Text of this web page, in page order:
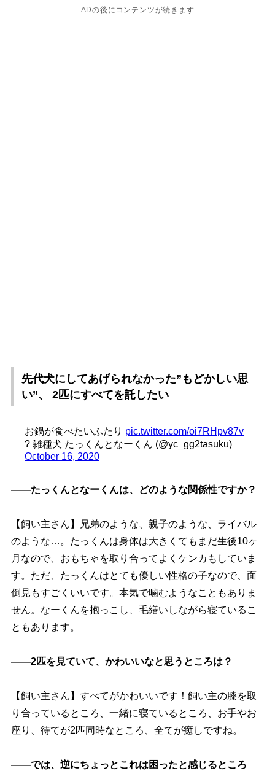
ADの後にコンテンツが続きます
先代犬にしてあげられなかった”もどかしい思
い”、 2匹にすべてを託したい
お鍋が食べたいふたり pic.twitter.com/oi7RHpv87v
? 雑種犬 たっくんとなーくん (@yc_gg2tasuku)
October 16, 2020
――たっくんとなーくんは、どのような関係性ですか？
【飼い主さん】兄弟のような、親子のような、ライバル
のような…。たっくんは身体は大きくてもまだ生後10ヶ
月なので、おもちゃを取り合ってよくケンカもしていま
す。ただ、たっくんはとても優しい性格の子なので、面
倒見もすごくいいです。本気で噛むようなこともありま
せん。なーくんを抱っこし、毛繕いしながら寝ているこ
ともあります。
――2匹を見ていて、かわいいなと思うところは？
【飼い主さん】すべてがかわいいです！飼い主の膝を取
り合っているところ、一緒に寝ているところ、お手やお
座り、待てが2匹同時なところ、全てが癒しですね。
――では、逆にちょっとこれは困ったと感じるところ